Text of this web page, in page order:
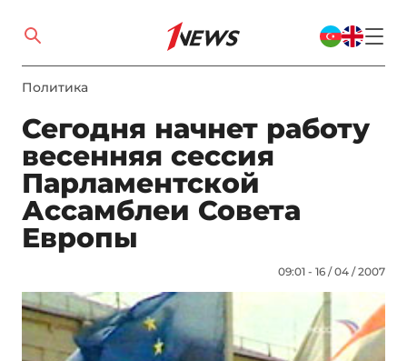
Политика
Сегодня начнет работу
весенняя сессия
Парламентской
Ассамблеи Совета
Европы
09:01 - 16 / 04 / 2007